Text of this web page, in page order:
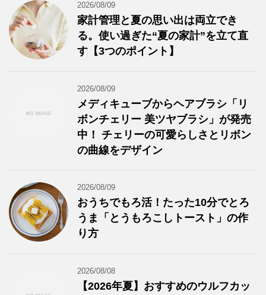
2026/08/09
家計管理と夏の思い出は両立でき
る。使い過ぎた“夏の家計”を立て直
す【3つのポイント】
2026/08/09
メディキューブからヘアブラシ「リ
ボンチェリー 美ツヤブラシ」が発売
中！ チェリーの可愛らしさとリボン
の曲線をデザイン
2026/08/09
おうちでもろ活！たった10分でとろ
うま「とうもろこしトースト」の作
り方
2026/08/08
【2026年夏】おすすめのウルフカッ